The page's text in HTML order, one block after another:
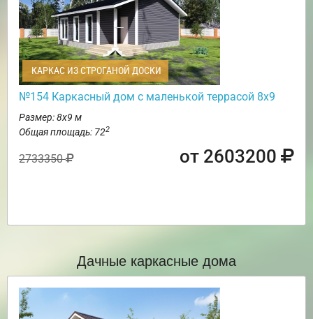
КАРКАС ИЗ СТРОГАНОЙ ДОСКИ
№154 Каркасный дом с маленькой террасой 8х9
Размер: 8х9 м
Общая площадь: 722
2733350 от 2603200
Дачные каркасные дома